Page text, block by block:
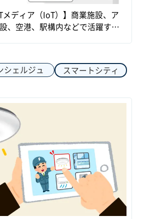
メディア（IoT）】商業施設、ア
、空港、駅構内などで活躍する
シェルジュ スマートシティ